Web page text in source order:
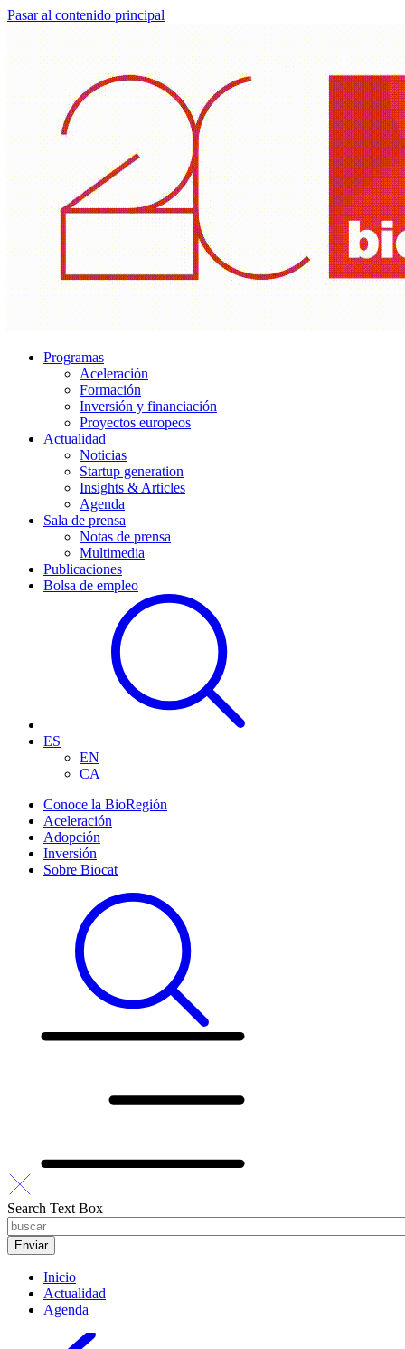
Pasar al contenido principal
Programas
Aceleración
Formación
Inversión y financiación
Proyectos europeos
Actualidad
Noticias
Startup generation
Insights & Articles
Agenda
Sala de prensa
Notas de prensa
Multimedia
Publicaciones
Bolsa de empleo
ES
EN
CA
Conoce la BioRegión
Aceleración
Adopción
Inversión
Sobre Biocat
Search Text Box
Inicio
Actualidad
Agenda